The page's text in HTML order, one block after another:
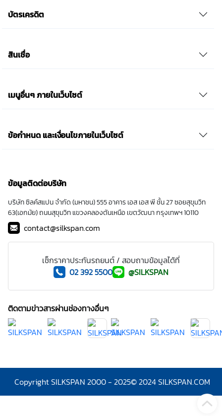
บัตรเครดิต
สินเชื่อ
เมนูอื่นๆ ภายในเว็บไซต์
ข้อกำหนด และเงื่อนไขภายในเว็บไซต์
ข้อมูลติดต่อบริษัท
บริษัท ซิลค์สแปน จำกัด (มหาชน) 555 อาคาร เอส เอส พี ชั้น 27 ซอยสุขุมวิท
63(เอกมัย) ถนนสุขุมวิท แขวงคลองตันเหนือ เขตวัฒนา กรุงเทพฯ 10110
contact@silkspan.com
เช็กราคาประกันรถยนต์ / สอบถามข้อมูลได้ที่
02 392 5500
@SILKSPAN
ติดตามข่าวสารผ่านช่องทางอื่นๆ
Copyright SILKSPAN 2000 - 2025© 2024 SILKSPAN.COM